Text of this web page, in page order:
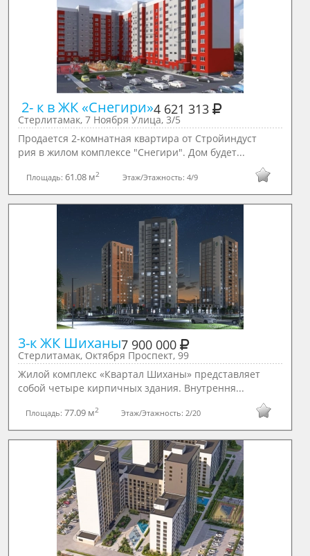
2- к в ЖК «Снегири»4 621 313
Стерлитамак, 7 Ноября Улица, 3/5
Продается 2-комнатная квартира от Стройиндуст
рия в жилом комплексе "Снегири". Дом будет...
Площадь: 61.08 м2 Этаж/Этажность:4/9
3-к ЖК Шиханы7 900 000
Стерлитамак, Октября Проспект, 99
Жилой комплекс «Квартал Шиханы» представляет
собой четыре кирпичных здания. Внутрення...
Площадь: 77.09 м2 Этаж/Этажность: 2/20